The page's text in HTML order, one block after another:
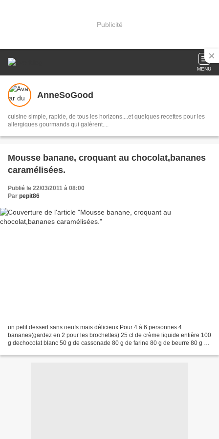
Publicité
MENU
AnneSoGood
cuisine simple, rapide, de tous les horizons....et quelques recettes pour les
allergiques gourmands qui galèrent....
Mousse banane, croquant au chocolat,bananes
caramélisées.
Publié le 22/03/2011 à 08:00
Par pepit86
un petit dessert sans oeufs mais délicieux Pour 4 à 6 personnes 4
bananes(gardez en 2 pour les brochettes) 25 cl de crème liquide entière 100
g dechocolat blanc 50 g de cassonade 80 g de farine 80 g de beurre 80 g de